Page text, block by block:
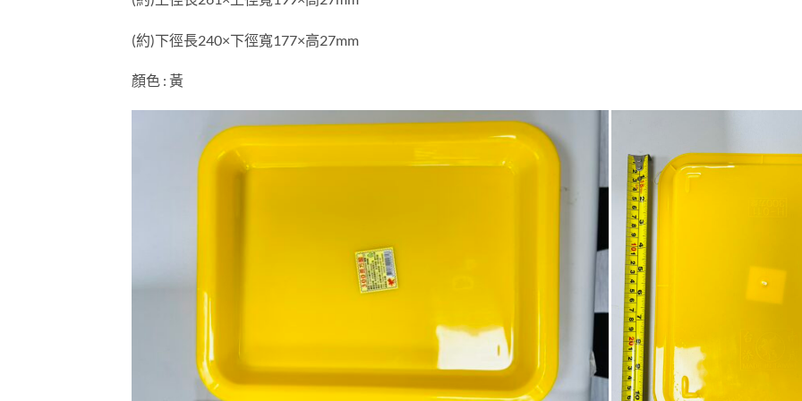
(約)下徑長240×下徑寬177×高27mm
顏色 : 黃